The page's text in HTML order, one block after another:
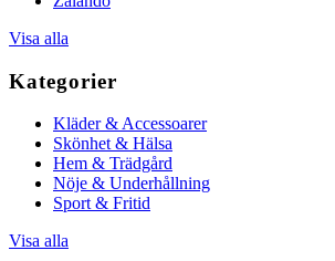
Visa alla
Kategorier
Kläder & Accessoarer
Skönhet & Hälsa
Hem & Trädgård
Nöje & Underhållning
Sport & Fritid
Visa alla